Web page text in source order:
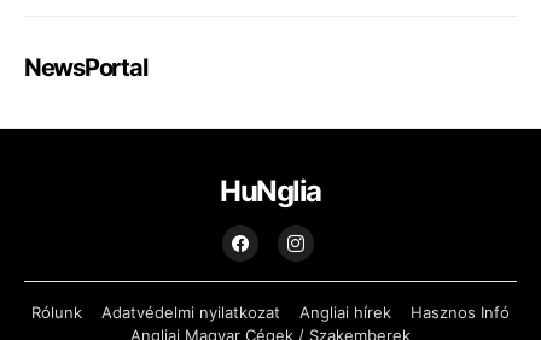
NewsPortal
HuNglia
Rólunk Adatvédelmi nyilatkozat Angliai hírek
Hasznos Infó
Angliai Magyar Cégek / Szakemberek